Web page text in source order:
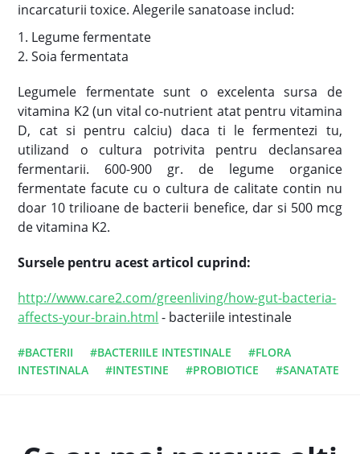
incarcaturii toxice. Alegerile sanatoase includ:
1. Legume fermentate
2. Soia fermentata
Legumele fermentate sunt o excelenta sursa de
vitamina K2 (un vital co-nutrient atat pentru vitamina
D, cat si pentru calciu) daca ti le fermentezi tu,
utilizand o cultura potrivita pentru declansarea
fermentarii. 600-900 gr. de legume organice
fermentate facute cu o cultura de calitate contin nu
doar 10 trilioane de bacterii benefice, dar si 500 mcg
de vitamina K2.
Sursele pentru acest articol cuprind:
http://www.care2.com/greenliving/how-gut-bacteria-
affects-your-brain.html - bacteriile intestinale
#BACTERII #BACTERIILE INTESTINALE
#FLORA
INTESTINALA
#INTESTINE #PROBIOTICE #SANATATE